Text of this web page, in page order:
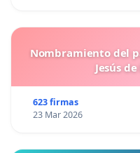
Nombramiento del
Jesús
623 firmas
23 Mar 2026